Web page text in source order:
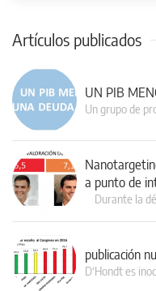
Artículos publicados
UN PIB
Un grupo de
a punto de
Durante la
publicación
D‘Hondt es